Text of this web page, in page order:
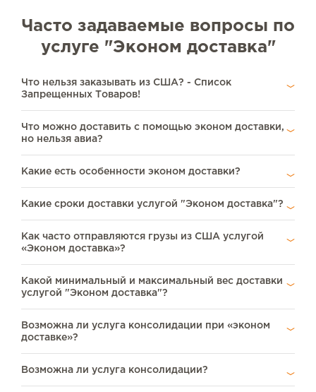
Часто задаваемые вопросы по
услуге "Эконом доставка"
Что нельзя заказывать из США? - Список
Запрещенных Товаров!
Что можно доставить с помощью эконом доставки,
но нельзя авиа?
Какие есть особенности эконом доставки?
Какие сроки доставки услугой "Эконом доставка"?
Как часто отправляются грузы из США услугой
«Эконом доставка»?
Какой минимальный и максимальный вес доставки
услугой "Эконом доставка"?
Возможна ли услуга консолидации при «эконом
доставке»?
Возможна ли услуга консолидации?